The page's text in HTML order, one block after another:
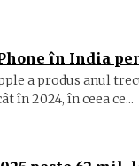
în India
a produs anul
în 2024, în ceea ce...